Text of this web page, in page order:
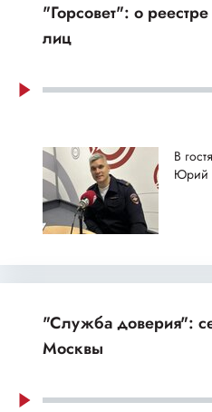
"Горсовет": о
лиц
В
Юрий
"Служба доверия":
Москвы